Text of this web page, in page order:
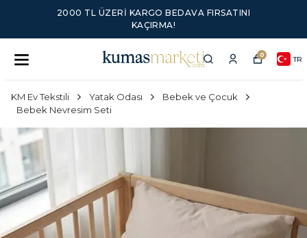
2000 TL ÜZERI KARGO BEDAVA FIRSATINI
KAÇIRMA!
0 TR
KM Ev Tekstili Yatak Odası
Bebek ve Çocuk
Bebek Nevresim Seti